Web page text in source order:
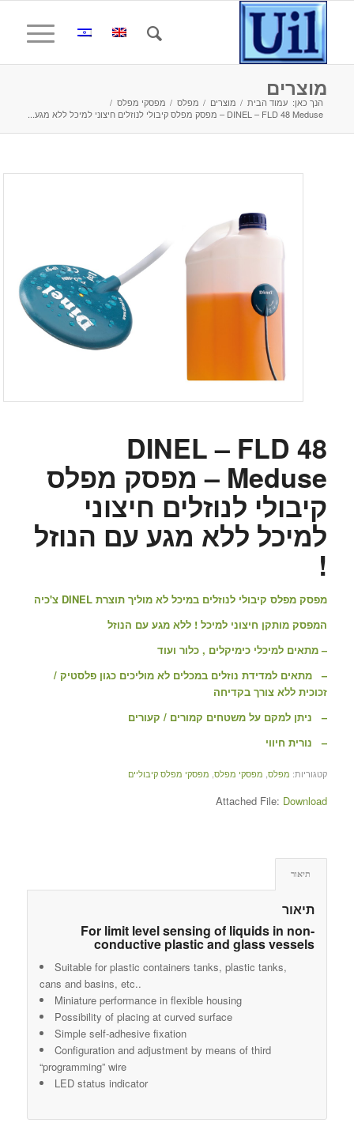
מוצרים
הנך כאן: עמוד הבית / מוצרים / מפלס / מפסקי מפלס /
DINEL – FLD 48 Meduse – מפסק מפלס קיבולי לנוזלים חיצוני למיכל ללא מגע...
DINEL – FLD 48
Meduse – מפסק מפלס
קיבולי לנוזלים חיצוני
למיכל ללא מגע עם הנוזל
!
מפסק מפלס קיבולי לנוזלים במיכל לא מוליך תוצרת DINEL צ'כיה
המפסק מותקן חיצוני למיכל ! ללא מגע עם הנוזל
– מתאים למיכלי כימיקלים , כלור ועוד
– מתאים למדידת נוזלים במכלים לא מוליכים כגון פלסטיק /
זכוכית ללא צורך בקדיחה
– ניתן למקם על משטחים קמורים / קעורים
– נורית חיווי
קטגוריות: מפלס, מפסקי מפלס, מפסקי מפלס קיבוליים
Attached File: Download
תיאור
תיאור
For limit level sensing of liquids in non-
conductive plastic and glass vessels
Suitable for plastic containers tanks, plastic tanks,
cans and basins, etc..
Miniature performance in flexible housing
Possibility of placing at curved surface
Simple self-adhesive fixation
Configuration and adjustment by means of third
“programming” wire
LED status indicator